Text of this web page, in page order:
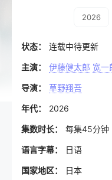
2026
状态： 连载中待更新
主演： 伊藤健太郎 宽一
导演： 草野翔吾
年代： 2026
集数时长： 每集45分钟
语言字幕： 日语
国家地区： 日本